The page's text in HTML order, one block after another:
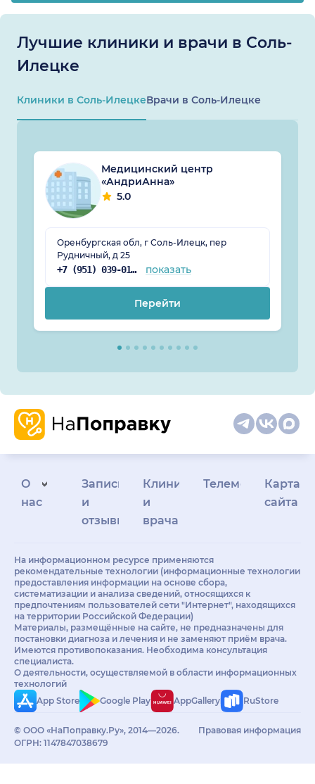
Лучшие клиники и врачи в Соль-
Илецке
Клиники в Соль-ИлецкеВрачи в Соль-Илецке
Медицинский центр
«АндриАнна»
5.0
Оренбургская обл, г Соль-Илецк, пер
Рудничный, д 25
+7 (951) 039-01-13 показать
Перейти
О
нас
Запись
и
отзывы
Клиникам
и
врачам
Телемедицина
Карта
сайта
На информационном ресурсе применяются
рекомендательные технологии (информационные технологии
предоставления информации на основе сбора,
систематизации и анализа сведений, относящихся к
предпочтениям пользователей сети "Интернет", находящихся
на территории Российской Федерации)
Материалы, размещённые на сайте, не предназначены для
постановки диагноза и лечения и не заменяют приём врача.
Имеются противопоказания. Необходима консультация
специалиста.
О деятельности, осуществляемой в области информационных
технологий
App Store
Google Play AppGallery RuStore
© ООО «НаПоправку.Ру», 2014—2026.
ОГРН: 1147847038679
Правовая информация